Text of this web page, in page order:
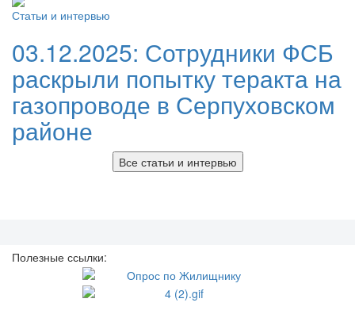
Статьи и интервью
03.12.2025: Сотрудники ФСБ
раскрыли попытку теракта на
газопроводе в Серпуховском
районе
Все статьи и интервью
Полезные ссылки: